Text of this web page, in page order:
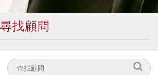
尋找顧問